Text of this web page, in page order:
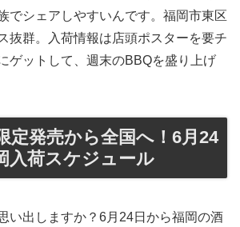
でシェアしやすいんです。福岡市東区
抜群。入荷情報は店頭ポスターを要チ
ゲットして、週末のBBQを盛り上げ
定発売から全国へ！6月24
入荷スケジュール
い出しますか？6月24日から福岡の酒